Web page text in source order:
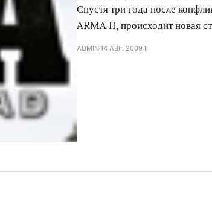
Спустя три года после
ARMA II, происходит новая
ADMIN14 АВГ. 2009 Г.